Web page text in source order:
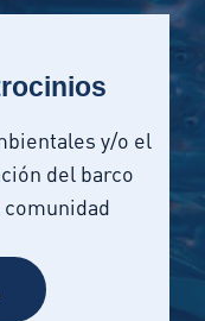
y/o el
del barco